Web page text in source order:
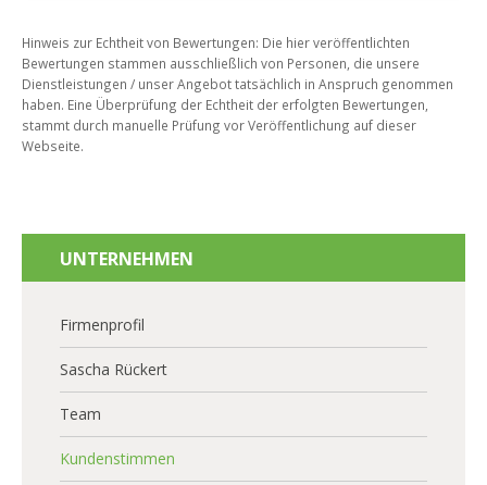
Hinweis zur Echtheit von Bewertungen: Die hier veröffentlichten
Bewertungen stammen ausschließlich von Personen, die unsere
Dienstleistungen / unser Angebot tatsächlich in Anspruch genommen
haben. Eine Überprüfung der Echtheit der erfolgten Bewertungen,
stammt durch manuelle Prüfung vor Veröffentlichung auf dieser
Webseite.
UNTERNEHMEN
Firmenprofil
Sascha Rückert
Team
Kundenstimmen